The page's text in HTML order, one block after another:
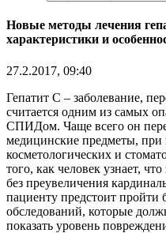
Новые методы лечения
характеристики и
27.2.2017, 09:40
Гепатит С – заболевание,
считается одним из самых
СПИДом. Чаще всего он
медицинские предметы, при
косметологических и
того, как человек узнает,
без преувеличения
пациенту предстоит пройти
обследований, которые
показать уровень